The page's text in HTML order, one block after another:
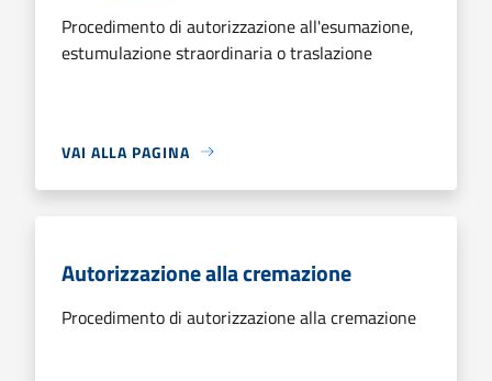
Procedimento di autorizzazione all'esumazione,
estumulazione straordinaria o traslazione
VAI ALLA PAGINA
Autorizzazione alla cremazione
Procedimento di autorizzazione alla cremazione